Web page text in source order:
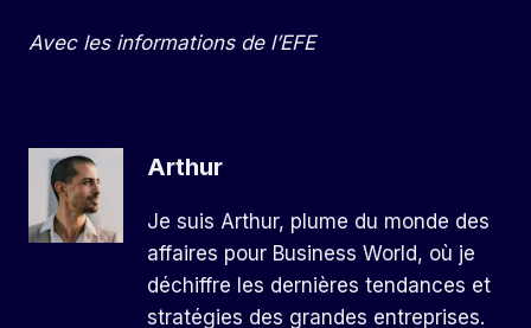
Avec les informations de l’EFE
Arthur
Je suis Arthur, plume du monde des
affaires pour Business World, où je
déchiffre les dernières tendances et
stratégies des grandes entreprises.